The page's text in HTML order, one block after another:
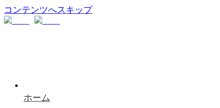
コンテンツへスキップ
ホーム